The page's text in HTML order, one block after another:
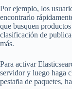
Por ejemplo, los
encontrarlo
que busquen
clasificación de
más.
Para activar
servidor y luego haga
pestaña de paquetes,